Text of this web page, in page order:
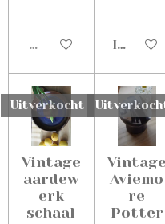
Uitverkocht In
Uitverkocht
Vintage
aardew
erk
schaal
Vintage
Aviemo
re
Potter